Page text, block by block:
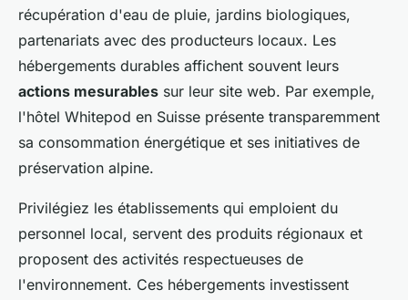
récupération d'eau de pluie, jardins biologiques,
partenariats avec des producteurs locaux. Les
hébergements durables affichent souvent leurs
actions mesurables sur leur site web. Par exemple,
l'hôtel Whitepod en Suisse présente transparemment
sa consommation énergétique et ses initiatives de
préservation alpine.
Privilégiez les établissements qui emploient du
personnel local, servent des produits régionaux et
proposent des activités respectueuses de
l'environnement. Ces hébergements investissent